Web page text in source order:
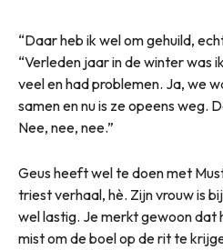
“Daar heb ik wel om gehuild,
“Verleden jaar in de winter was
veel en had problemen. Ja, we
samen en nu is ze opeens weg.
Nee, nee, nee.”
Geus heeft wel te doen met
triest verhaal, hè. Zijn vrouw is
wel lastig. Je merkt gewoon dat
mist om de boel op de rit te